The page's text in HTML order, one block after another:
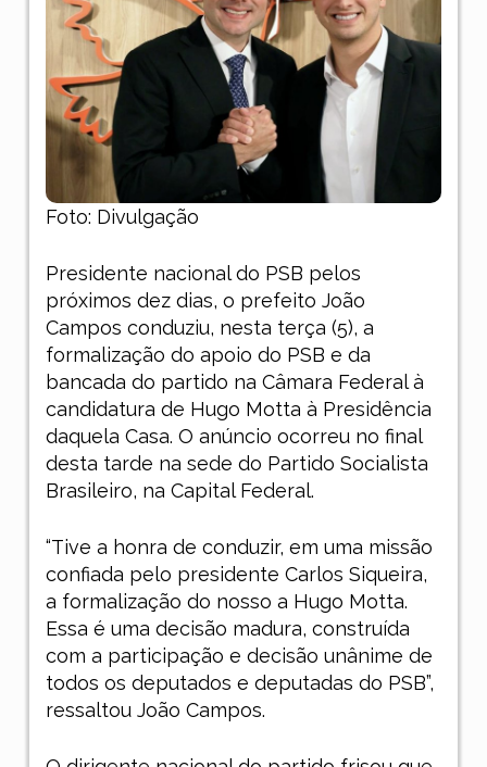
Foto: Divulgação
Presidente nacional do PSB pelos
próximos dez dias, o prefeito João
Campos conduziu, nesta terça (5), a
formalização do apoio do PSB e da
bancada do partido na Câmara Federal à
candidatura de Hugo Motta à Presidência
daquela Casa. O anúncio ocorreu no final
desta tarde na sede do Partido Socialista
Brasileiro, na Capital Federal.
“Tive a honra de conduzir, em uma missão
confiada pelo presidente Carlos Siqueira,
a formalização do nosso a Hugo Motta.
Essa é uma decisão madura, construída
com a participação e decisão unânime de
todos os deputados e deputadas do PSB”,
ressaltou João Campos.